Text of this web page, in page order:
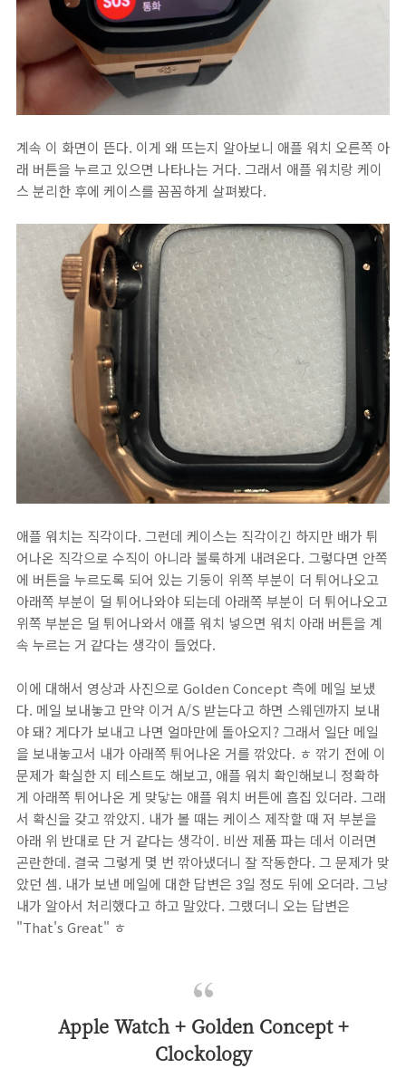
계속 이 화면이 뜬다. 이게 왜 뜨는지 알아보니 애플 워치 오른쪽 아
래 버튼을 누르고 있으면 나타나는 거다. 그래서 애플 워치랑 케이
스 분리한 후에 케이스를 꼼꼼하게 살펴봤다.
애플 워치는 직각이다. 그런데 케이스는 직각이긴 하지만 배가 튀
어나온 직각으로 수직이 아니라 불룩하게 내려온다. 그렇다면 안쪽
에 버튼을 누르도록 되어 있는 기둥이 위쪽 부분이 더 튀어나오고
아래쪽 부분이 덜 튀어나와야 되는데 아래쪽 부분이 더 튀어나오고
위쪽 부분은 덜 튀어나와서 애플 워치 넣으면 워치 아래 버튼을 계
속 누르는 거 같다는 생각이 들었다.
이에 대해서 영상과 사진으로 Golden Concept 측에 메일 보냈
다. 메일 보내놓고 만약 이거 A/S 받는다고 하면 스웨덴까지 보내
야 돼? 게다가 보내고 나면 얼마만에 돌아오지? 그래서 일단 메일
을 보내놓고서 내가 아래쪽 튀어나온 거를 깎았다. ㅎ 깎기 전에 이
문제가 확실한 지 테스트도 해보고, 애플 워치 확인해보니 정확하
게 아래쪽 튀어나온 게 맞닿는 애플 워치 버튼에 흠집 있더라. 그래
서 확신을 갖고 깎았지. 내가 볼 때는 케이스 제작할 때 저 부분을
아래 위 반대로 단 거 같다는 생각이. 비싼 제품 파는 데서 이러면
곤란한데. 결국 그렇게 몇 번 깎아냈더니 잘 작동한다. 그 문제가 맞
았던 셈. 내가 보낸 메일에 대한 답변은 3일 정도 뒤에 오더라. 그냥
내가 알아서 처리했다고 하고 말았다. 그랬더니 오는 답변은
"That's Great" ㅎ
Apple Watch + Golden Concept +
Clockology